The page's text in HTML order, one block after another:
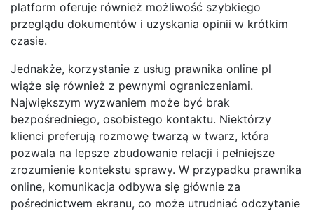
platform oferuje również możliwość szybkiego
przeglądu dokumentów i uzyskania opinii w krótkim
czasie.
Jednakże, korzystanie z usług prawnika online pl
wiąże się również z pewnymi ograniczeniami.
Największym wyzwaniem może być brak
bezpośredniego, osobistego kontaktu. Niektórzy
klienci preferują rozmowę twarzą w twarz, która
pozwala na lepsze zbudowanie relacji i pełniejsze
zrozumienie kontekstu sprawy. W przypadku prawnika
online, komunikacja odbywa się głównie za
pośrednictwem ekranu, co może utrudniać odczytanie